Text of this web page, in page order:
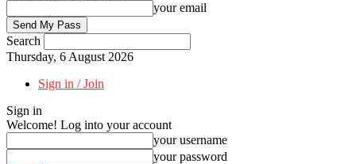
your email
Search
Thursday, 6 August 2026
Sign in / Join
Sign in
Welcome! Log into your account
your username
your password